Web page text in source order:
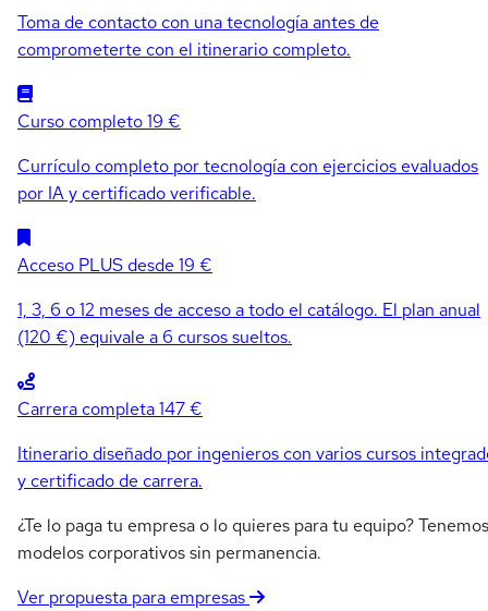
Toma de contacto con una tecnología antes de
comprometerte con el itinerario completo.
Curso completo19 €
Currículo completo por tecnología con ejercicios evaluados
por IA y certificado verificable.
Acceso PLUS desde 19 €
1, 3, 6 o 12 meses de acceso a todo el catálogo. El plan anual
(120 €) equivale a 6 cursos sueltos.
Carrera completa147 €
Itinerario diseñado por ingenieros con varios cursos
y certificado de carrera.
¿Te lo paga tu empresa o lo quieres para tu equipo? Tenemos
modelos corporativos sin permanencia.
Ver propuesta para empresas